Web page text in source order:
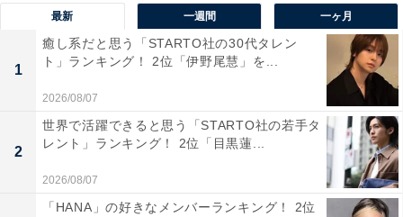
最新 一週間 一ヶ月
1
癒し系だと思う「STARTO社の30代タレン
ト」ランキング！ 2位「伊野尾慧」を...
2026/08/07
2
世界で活躍できると思う「STARTO社の若手タ
レント」ランキング！ 2位「目黒蓮...
2026/08/07
「HANA」の好きなメンバーランキング！ 2位